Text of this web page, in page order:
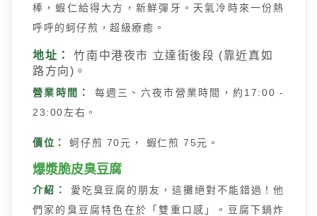
棒，蝦仁給得大方，新鮮彈牙。天氣冷時來一份熱
呼呼的蚵仔煎，超級療癒。
地址：
竹南中港夜市 立達街後段 (靠近真如
路方向)。
營業時間：
每週三、六夜市營業時間，約17:00 -
23:00左右。
價位： 蚵仔煎 70元， 蝦仁煎 75元。
爆漿脆皮臭豆腐
介紹：
愛吃臭豆腐的朋友，這攤絕對不能錯過！他
們家的臭豆腐特色在於「雙重口感」。豆腐下鍋炸